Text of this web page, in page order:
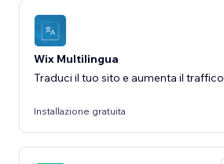
Wix Multilingua
Traduci il tuo sito e aumenta il traffico
Installazione gratuita